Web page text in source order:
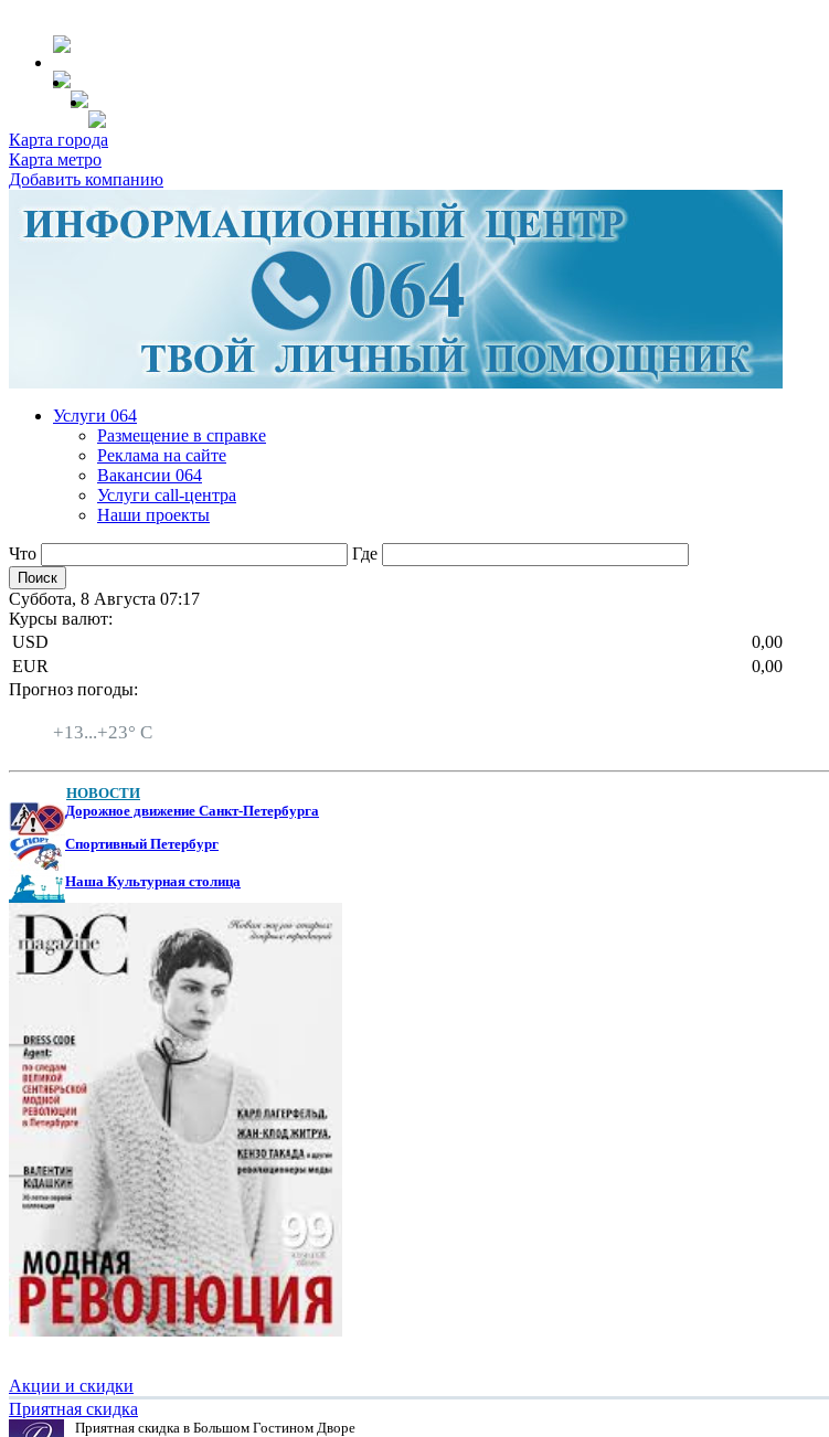
Карта города
Карта метро
Добавить компанию
Услуги 064
Размещение в справке
Реклама на сайте
Вакансии 064
Услуги call-центра
Наши проекты
Что Где
Суббота, 8 Августа 07:17
Курсы валют:
USD
0,00
EUR
0,00
Прогноз погоды:
+13...+23° C
НОВОСТИ
Дорожное движение Санкт-Петербурга
Спортивный Петербург
Наша Культурная столица
Акции и скидки
Приятная скидка
Приятная скидка в Большом Гостином Дворе